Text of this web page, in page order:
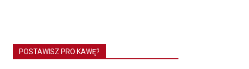
POSTAWISZ PRO KAWĘ?